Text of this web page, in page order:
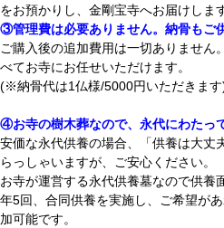
をお預かりし、 金剛宝寺へお届けしま
③管理費は必要ありません。納骨もご
ご購入後の追加費用は一切ありません
べてお寺にお任せいただけます。
(※納骨代は1仏様/5000円いただきます
④お寺の樹木葬なので、永代にわたっ
安価な永代供養の場合、「供養は大
らっしゃいますが、ご安心ください。
お寺が運営する永代供養墓なので供養
年5回、合同供養を実施し、ご希望が
加可能です。